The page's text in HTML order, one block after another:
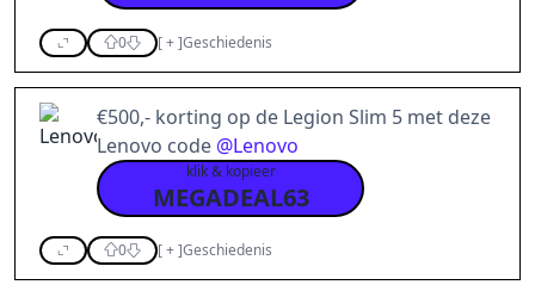
0 [+]Geschiedenis
€500,- korting op de Legion Slim 5 met deze
Lenovo code @Lenovo
klik & kopieer
MEGADEAL63
0 [+]Geschiedenis